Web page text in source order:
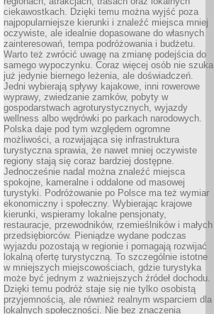
ciekawostkach. Dzięki temu można wyjść poza
najpopularniejsze kierunki i znaleźć miejsca mniej
oczywiste, ale idealnie dopasowane do własnych
zainteresowań, tempa podróżowania i budżetu.
Warto też zwrócić uwagę na zmianę podejścia do
samego wypoczynku. Coraz więcej osób nie szuka
już jedynie biernego leżenia, ale doświadczeń.
Jedni wybierają spływy kajakowe, inni rowerowe
wyprawy, zwiedzanie zamków, pobyty w
gospodarstwach agroturystycznych, wyjazdy
wellness albo wędrówki po parkach narodowych.
Polska daje pod tym względem ogromne
możliwości, a rozwijająca się infrastruktura
turystyczna sprawia, że nawet mniej oczywiste
regiony stają się coraz bardziej dostępne.
Jednocześnie nadal można znaleźć miejsca
spokojne, kameralne i oddalone od masowej
turystyki. Podróżowanie po Polsce ma też wymiar
ekonomiczny i społeczny. Wybierając krajowe
kierunki, wspieramy lokalne pensjonaty,
restauracje, przewodników, rzemieślników i małych
przedsiębiorców. Pieniądze wydane podczas
wyjazdu pozostają w regionie i pomagają rozwijać
lokalną ofertę turystyczną. To szczególnie istotne
w mniejszych miejscowościach, gdzie turystyka
może być jednym z ważniejszych źródeł dochodu.
Dzięki temu podróż staje się nie tylko osobistą
przyjemnością, ale również realnym wsparciem dla
lokalnych społeczności. Nie bez znaczenia